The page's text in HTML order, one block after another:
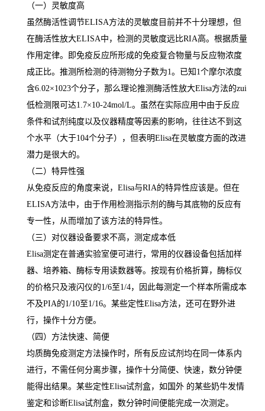
（一）灵敏度高
虽然酶活性调节ELISA方法的灵敏度目前并不十分理想，但
在酶活性放大ELISA中，检测的灵敏度远比RIA高。根据质量
作用定律。即免疫反应所形成的免疫复合物量与反应物浓度
成正比。推测所检测的待测物分子数为1 。已知 1 个摩尔浓度
含6.02×1023个分子，那么理论推测酶活性放大Elisa方法的zui
低检测限可达1.7×10-24mol/L。虽然在实际应用中由于反应
条件和试剂纯度以及仪器精度等因素的影响，往往达不到这
个水平（大于104个分子），但表明Elisa在灵敏度方面的改进
潜力是很大的。
（二）特异性强
从免疫反应的角度来说， Elisa与RIA的特异性应该是。但在
ELISA方法中，由于作用检测指示剂的酶与其底物的反应有
专一性，从而增加了该方法的特异性。
（三）对仪器设备要求不高，测定成本低
Elisa测定在普通实验室便可进行，常用的仪器设备包括加样
器、培养箱、酶标专用读数器等。按现有价格折算，酶标仪
的价格只及液闪仪的1/6至1/4，因此每测定一个样本所需成本
不及PIA的1/10至1/16。某些定性Elisa方法，还可在野外进
行，操作十分方便。
（四）方法快速、简便
均质酶免疫测定方法操作时，所有反应试剂均在同一体系内
进行，不需任何分离步骤，操作十分简便、快速，数分钟便
能得出结果。某些定性Elisa试剂盒，如国外 的某些奶牛发情
鉴定和诊断Elisa试剂盒，数分钟时间便能完成一次测定。